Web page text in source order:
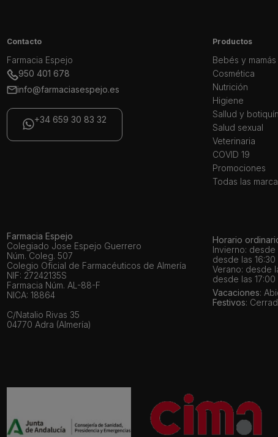
Contacto
Farmacia Espejo
950 401 678
info@farmaciasespejo.es
+34 659 30 83 32
Productos
Bebés y mamás
Cosmética
Nutrición
Higiene
Sallud y botiquín
Salud sexual
Veterinaria
COVID 19
Promociones
Todas las
Farmacia Espejo
Colegiado Jose Espejo Guerrero
Núm. Coleg. 507
Colegio Oficial de Farmacéuticos de Almería
NIF: 27242135S
Farmacia Núm. AL-88-F
NICA: 18864
C/Natalio Rivas 35
04770 Adra (Almería)
Horario
Invierno:
desde las
Verano: desde
desde las
Vacaciones:
Festivos: